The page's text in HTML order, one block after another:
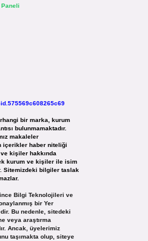
bir marka, kurum
bulunmamaktadır.
makaleler
içerikler haber niteliği
kişiler hakkında
kurum ve kişiler ile isim
Sitemizdeki bilgiler taslak
Bilgi Teknolojileri ve
bir Yer
Bu nedenle, sitedeki
veya araştırma
Ancak, üyelerimiz
taşımakta olup, siteye